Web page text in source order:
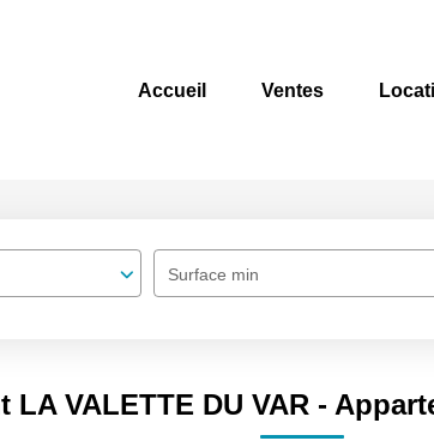
Accueil Ventes
Surface min
VALETTE DU VAR -